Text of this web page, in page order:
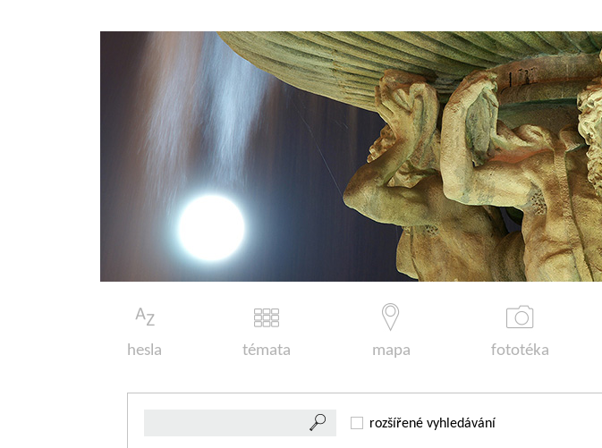
hesla témata mapa fototéka
rozšířené vyhledávání